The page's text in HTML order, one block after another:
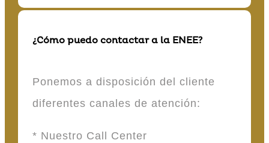
¿Cómo puedo contactar a la ENEE?
Ponemos a disposición del cliente
diferentes canales de atención:
* Nuestro Call Center